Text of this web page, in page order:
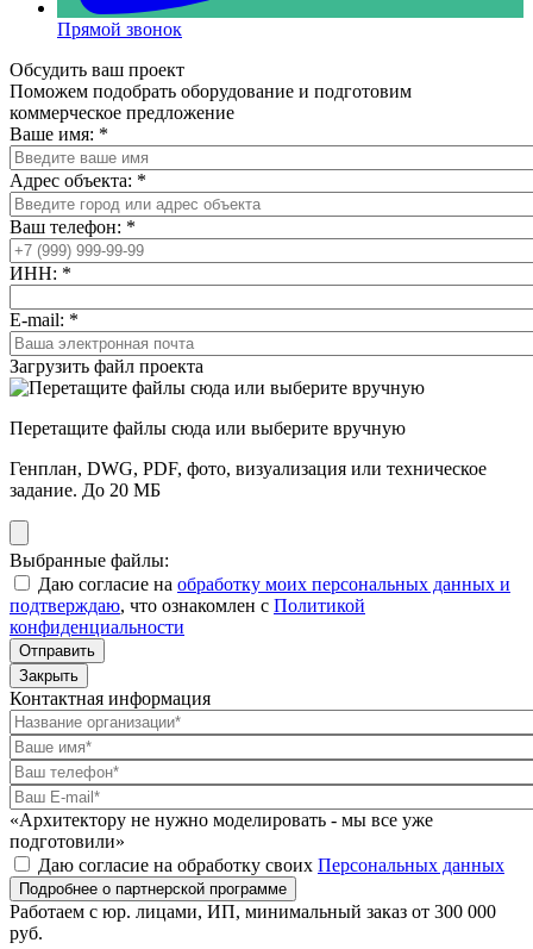
Прямой звонок
Обсудить ваш проект
Поможем подобрать оборудование и подготовим
коммерческое предложение
Ваше имя: *
Адрес объекта: *
Ваш телефон: *
ИНН: *
E-mail: *
Загрузить файл проекта
Перетащите файлы сюда или выберите вручную
Генплан, DWG, PDF, фото, визуализация или техническое
задание. До 20 МБ
Выбранные файлы:
Даю согласие на обработку моих персональных данных и
подтверждаю, что ознакомлен с Политикой
конфиденциальности
Отправить
Закрыть
Контактная информация
«Архитектору не нужно моделировать - мы все уже
подготовили»
Даю согласие на обработку своих Персональных данных
Подробнее о партнерской программе
Работаем с юр. лицами, ИП, минимальный заказ от 300 000
руб.